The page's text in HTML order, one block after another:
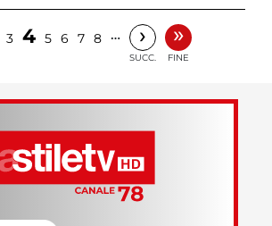
3 4 5 6 7 8 … ›
SUCC.
»
FINE